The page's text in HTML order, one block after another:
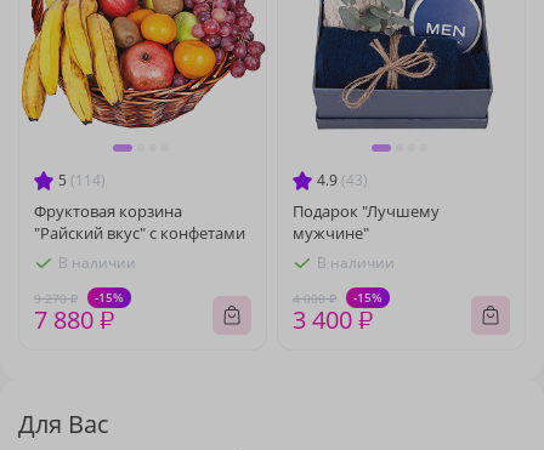
5 (114)
Фруктовая корзина
"Райский вкус" с конфетами
В наличии
9 270 ₽ -15%
7 880 ₽
4.9 (43)
Подарок "Лучшему
мужчине"
В наличии
4 000 ₽ -15%
3 400 ₽
Для Вас